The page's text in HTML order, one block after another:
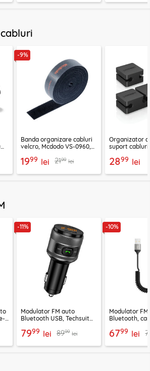
-9%
Banda organizare cabluri
velcro, Mcdodo VS-0960,
1999 lei 2199 lei
Organizator
suport
2899 lei
-11%
Modulator FM auto
Bluetooth USB, Techsuit
7999 lei 8999 lei
-10%
Modulator
Bluetooth,
6799 lei